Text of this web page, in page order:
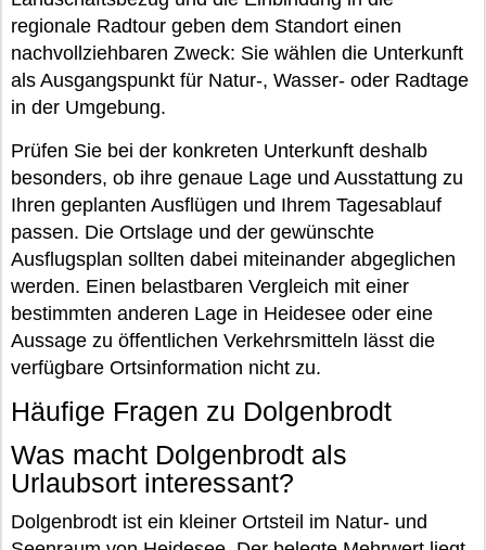
regionale Radtour geben dem Standort einen
nachvollziehbaren Zweck: Sie wählen die Unterkunft
als Ausgangspunkt für Natur-, Wasser- oder Radtage
in der Umgebung.
Prüfen Sie bei der konkreten Unterkunft deshalb
besonders, ob ihre genaue Lage und Ausstattung zu
Ihren geplanten Ausflügen und Ihrem Tagesablauf
passen. Die Ortslage und der gewünschte
Ausflugsplan sollten dabei miteinander abgeglichen
werden. Einen belastbaren Vergleich mit einer
bestimmten anderen Lage in Heidesee oder eine
Aussage zu öffentlichen Verkehrsmitteln lässt die
verfügbare Ortsinformation nicht zu.
Häufige Fragen zu Dolgenbrodt
Was macht Dolgenbrodt als
Urlaubsort interessant?
Dolgenbrodt ist ein kleiner Ortsteil im Natur- und